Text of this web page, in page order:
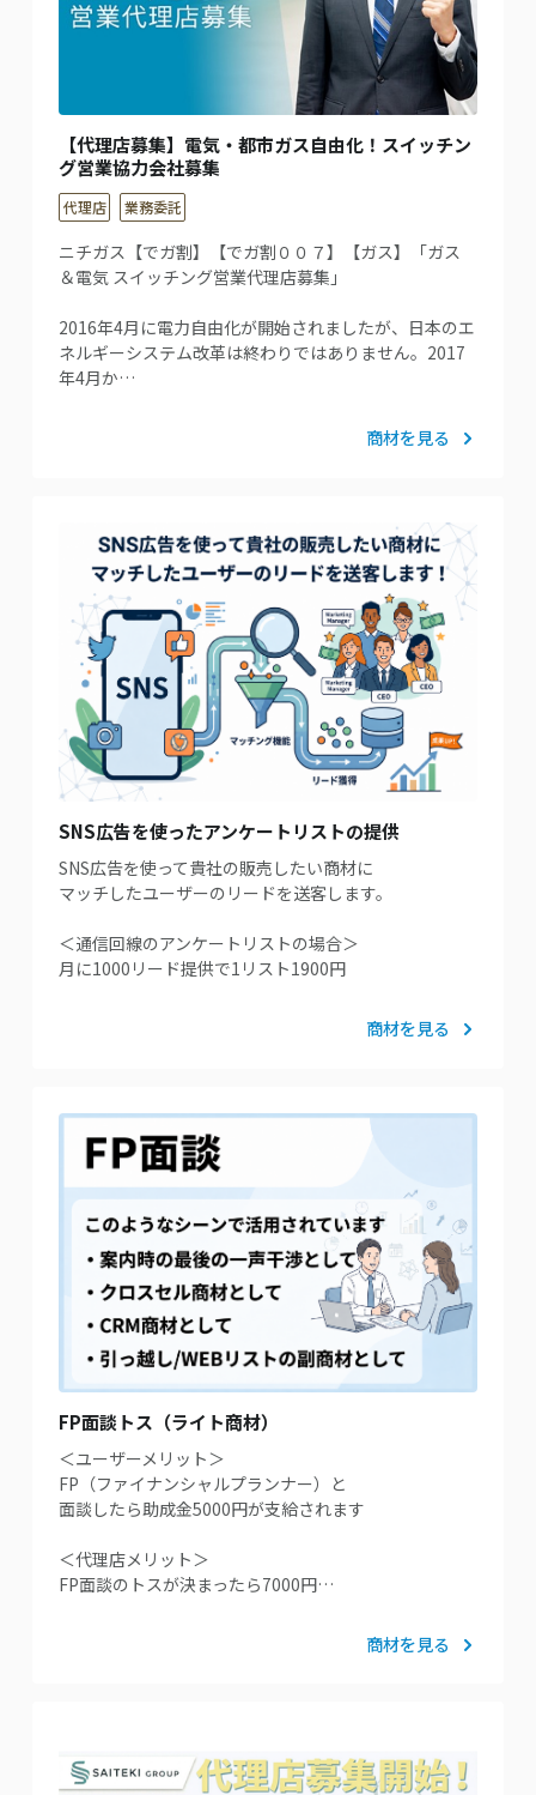
【代理店募集】電気・都市ガス自由化！スイッチン
グ営業協力会社募集
代理店 業務委託
ニチガス【でガ割】【でガ割００７】【ガス】「ガス
＆電気 スイッチング営業代理店募集」
2016年4月に電力自由化が開始されましたが、日本のエ
ネルギーシステム改革は終わりではありません。2017
年4月か…
商材を見る
SNS広告を使ったアンケートリストの提供
SNS広告を使って貴社の販売したい商材に
マッチしたユーザーのリードを送客します。
＜通信回線のアンケートリストの場合＞
月に1000リード提供で1リスト1900円
商材を見る
FP面談トス（ライト商材）
＜ユーザーメリット＞
FP（ファイナンシャルプランナー）と
面談したら助成金5000円が支給されます
＜代理店メリット＞
FP面談のトスが決まったら7000円…
商材を見る